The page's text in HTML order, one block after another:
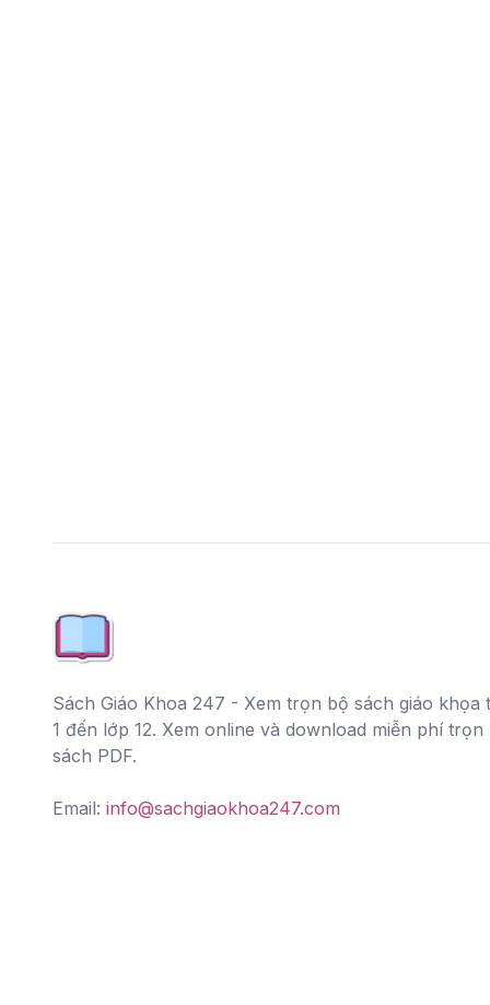
Sách Giáo Khoa 247 - Xem trọn bộ sách giáo khọa
1 đến lớp 12. Xem online và download miễn phí trọn
sách PDF.
Email: info@sachgiaokhoa247.com